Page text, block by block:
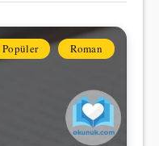
Popüler Roman